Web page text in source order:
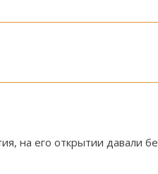
на его открытии давали